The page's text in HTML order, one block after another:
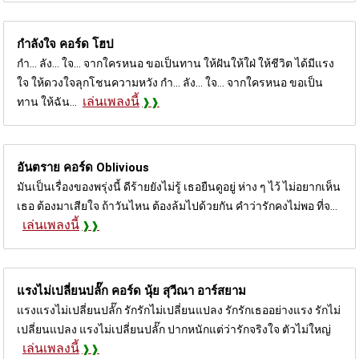
กำลังใจ คอร์ด โฮป
กำ... ลัง... ใจ... จากใครหนอ ขอเป็นทาน ให้ฝันให้ใฝ่ ให้ชีวิต ได้มีแรง
ใจ ให้ดวงใจลุกโชนความหวัง กำ... ลัง... ใจ... จากใครหนอ ขอเป็น
ทาน ให้ฉัน...
เล่นเพลงนี้
อันตราย คอร์ด Oblivious
มันเป็นเรื่องของพรุ่งนี้ ดีร้ายยังไม่รู้ เธอยืนดูอยู่ ห่าง ๆ ไว้ ไม่อยากเห็น
เธอ ต้องมาเสียใจ ถ้าวันไหน ต้องล้มไปด้วยกัน คำว่ารักคงไม่พอ ที่จ...
เล่นเพลงนี้
แรงไม่เปลี่ยนปลั๊ก คอร์ด นุ้ย สุวีณา อาร์สยาม
แรงแรงไม่เปลี่ยนปลั๊ก รักรักไม่เปลี่ยนแปลง รักรักเธออย่างแรง รักไม่
เปลี่ยนแปลง แรงไม่เปลี่ยนปลั๊ก ปากหนักแต่ว่ารักจริงใจ ตัวไม่ใหญ่
เล่นเพลงนี้